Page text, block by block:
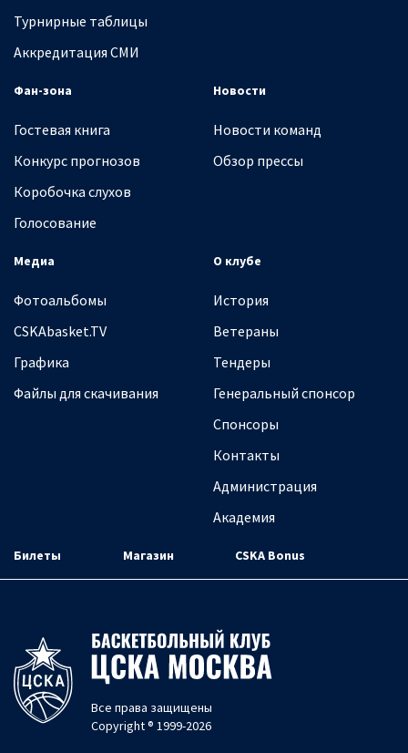
Турнирные таблицы
Аккредитация СМИ
Фан-зона
Гостевая книга
Конкурс прогнозов
Коробочка слухов
Голосование
Новости
Новости команд
Обзор прессы
Медиа
Фотоальбомы
CSKAbasket.TV
Графика
Файлы для скачивания
О клубе
История
Ветераны
Тендеры
Генеральный спонсор
Спонсоры
Контакты
Администрация
Академия
Билеты Магазин CSKA Bonus
Все права защищены
Copyright ® 1999-2026